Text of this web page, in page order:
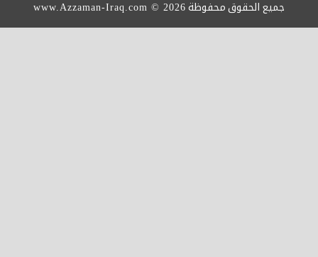
الحقوق محفوظةwww.Azzaman-Iraq.com © 2026